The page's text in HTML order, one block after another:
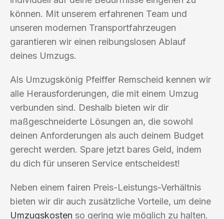
können. Mit unserem erfahrenen Team und
unseren modernen Transportfahrzeugen
garantieren wir einen reibungslosen Ablauf
deines Umzugs.
Als Umzugskönig Pfeiffer Remscheid kennen wir
alle Herausforderungen, die mit einem Umzug
verbunden sind. Deshalb bieten wir dir
maßgeschneiderte Lösungen an, die sowohl
deinen Anforderungen als auch deinem Budget
gerecht werden. Spare jetzt bares Geld, indem
du dich für unseren Service entscheidest!
Neben einem fairen Preis-Leistungs-Verhältnis
bieten wir dir auch zusätzliche Vorteile, um deine
Umzugskosten so gering wie möglich zu halten.